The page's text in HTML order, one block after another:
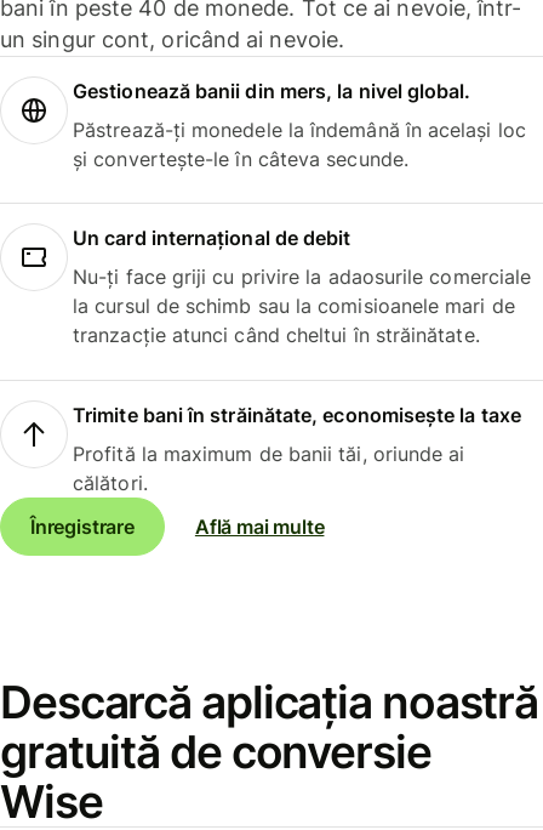
bani în peste 40 de monede. Tot ce ai nevoie, într-
un singur cont, oricând ai nevoie.
Gestionează banii din mers, la nivel global.
Păstrează-ți monedele la îndemână în același loc
și convertește-le în câteva secunde.
Un card internațional de debit
Nu-ți face griji cu privire la adaosurile comerciale
la cursul de schimb sau la comisioanele mari de
tranzacție atunci când cheltui în străinătate.
Trimite bani în străinătate, economisește la taxe
Profită la maximum de banii tăi, oriunde ai
călători.
Înregistrare
Află mai multe
Descarcă aplicația noastră
gratuită de conversie
Wise